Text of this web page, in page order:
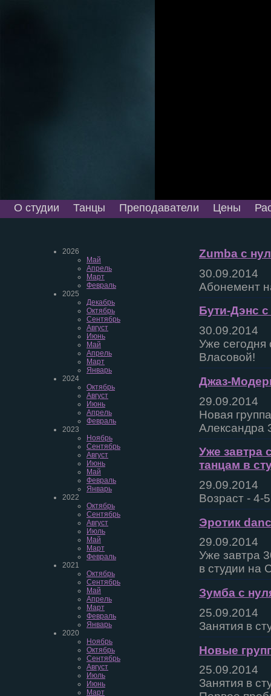
О студии Танцы Преподаватели Цены
2026
Май
Апрель
Март
Февраль
2025
Декабрь
Октябрь
Сентябрь
Август
Июнь
Май
Апрель
Март
Январь
2024
Октябрь
Август
Июнь
Апрель
Февраль
2023
Ноябрь
Сентябрь
Август
Июнь
Май
Февраль
Январь
2022
Октябрь
Сентябрь
Август
Июль
Май
Март
Февраль
2021
Октябрь
Сентябрь
Май
Апрель
Март
Февраль
Январь
2020
Ноябрь
Октябрь
Сентябрь
Август
Июль
Июнь
Март
Zumba с
30.09.2014
Абонемент
Бути-Дэнс
30.09.2014
Уже сегодня
Власовой!
Джаз-
29.09.2014
Новая
Александра
Уже завтра
танцам в
29.09.2014
Возраст - 4-
Эротик
29.09.2014
Уже завтра
в студии на
Зумба с
25.09.2014
Занятия в
Новые
25.09.2014
Занятия в